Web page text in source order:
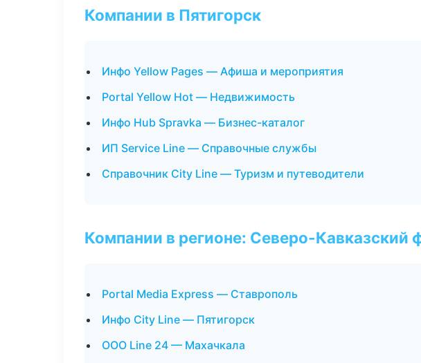
Компании в Пятигорск
Инфо Yellow Pages — Афиша и мероприятия
Portal Yellow Hot — Недвижимость
Инфо Hub Spravka — Бизнес-каталог
ИП Service Line — Справочные службы
Справочник City Line — Туризм и путеводители
Компании в регионе: Северо-Кавказский
Portal Media Express — Ставрополь
Инфо City Line — Пятигорск
ООО Line 24 — Махачкала